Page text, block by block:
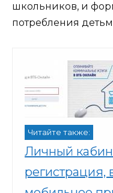
школьников, и
потребления
Читайте также:
Личный
регистрация,